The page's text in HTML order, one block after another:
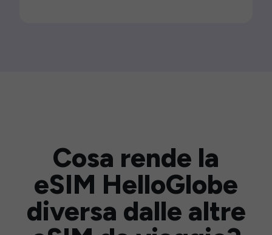
Cosa rende la
eSIM HelloGlobe
diversa dalle altre